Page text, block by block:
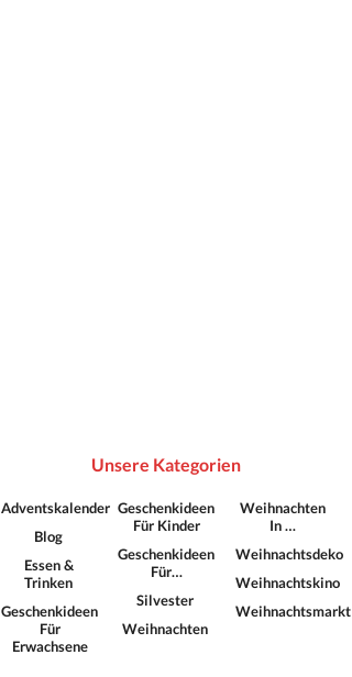
Unsere Kategorien
Adventskalender
Blog
Essen &
Trinken
Geschenkideen
Für
Erwachsene
Geschenkideen
Für Kinder
Geschenkideen
Für…
Silvester
Weihnachten
Weihnachten
In …
Weihnachtsdeko
Weihnachtskino
Weihnachtsmarkt